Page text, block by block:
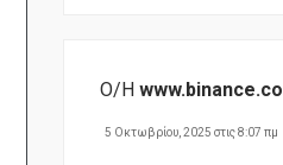
Ο/Η
5 Οκτωβρίου, 2025 στις 8:07 πμ